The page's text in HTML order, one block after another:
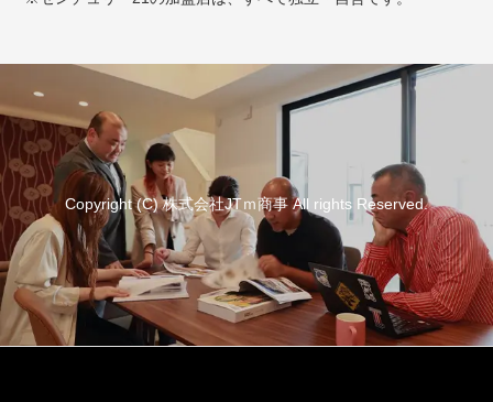
Copyright (C) 株式会社JTｍ商事 All rights Reserved.